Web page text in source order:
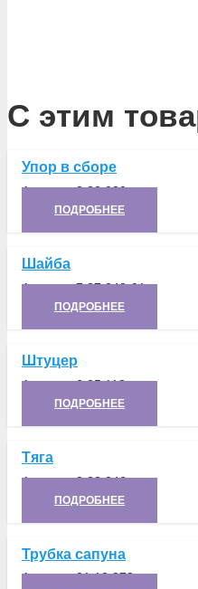
С этим
Упор в сборе
Артикул:8.32.030
ПОДРОБНЕЕ
Шайба
Артикул:7.37.248-01
ПОДРОБНЕЕ
Штуцер
Артикул:6.05.118
ПОДРОБНЕЕ
Тяга
Артикул:8.22.246
ПОДРОБНЕЕ
Трубка сапуна
Артикул:21.10.378